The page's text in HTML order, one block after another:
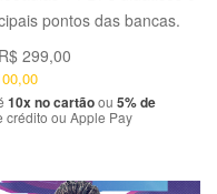
pontos das bancas.
R$ 299,00
10x no cartãoou 5% de
ou Apple Pay